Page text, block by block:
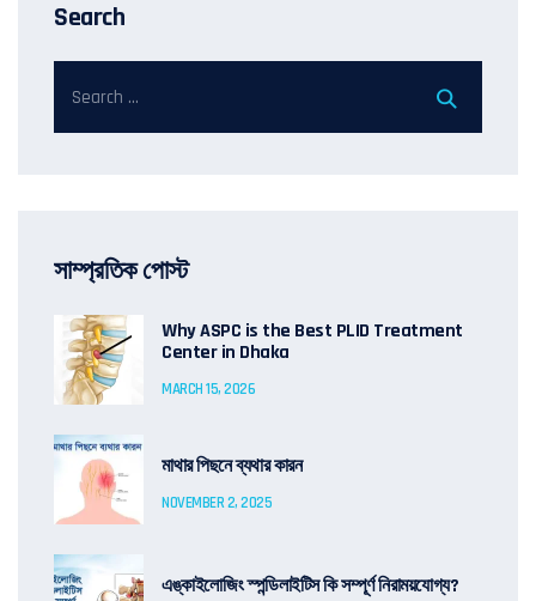
Search
সাম্প্রতিক পোস্ট
Why ASPC is the Best PLID Treatment
Center in Dhaka
MARCH 15, 2026
মাথার পিছনে ব্যথার কারন
NOVEMBER 2, 2025
এঙ্কাইলোজিং স্পন্ডিলাইটিস কি সম্পূর্ণ নিরাময়যোগ্য?